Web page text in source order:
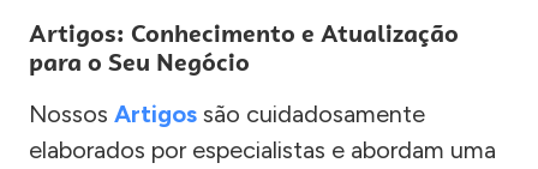
Artigos: Conhecimento e Atualização
para o Seu Negócio
Nossos Artigos são cuidadosamente
elaborados por especialistas e abordam uma